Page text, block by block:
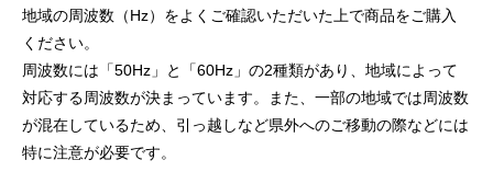
地域の周波数（Hz）をよくご確認いただいた上で商品をご購入
ください。
周波数には「50Hz」と「60Hz」の2種類があり、地域によって
対応する周波数が決まっています。また、一部の地域では周波数
が混在しているため、引っ越しなど県外へのご移動の際などには
特に注意が必要です。